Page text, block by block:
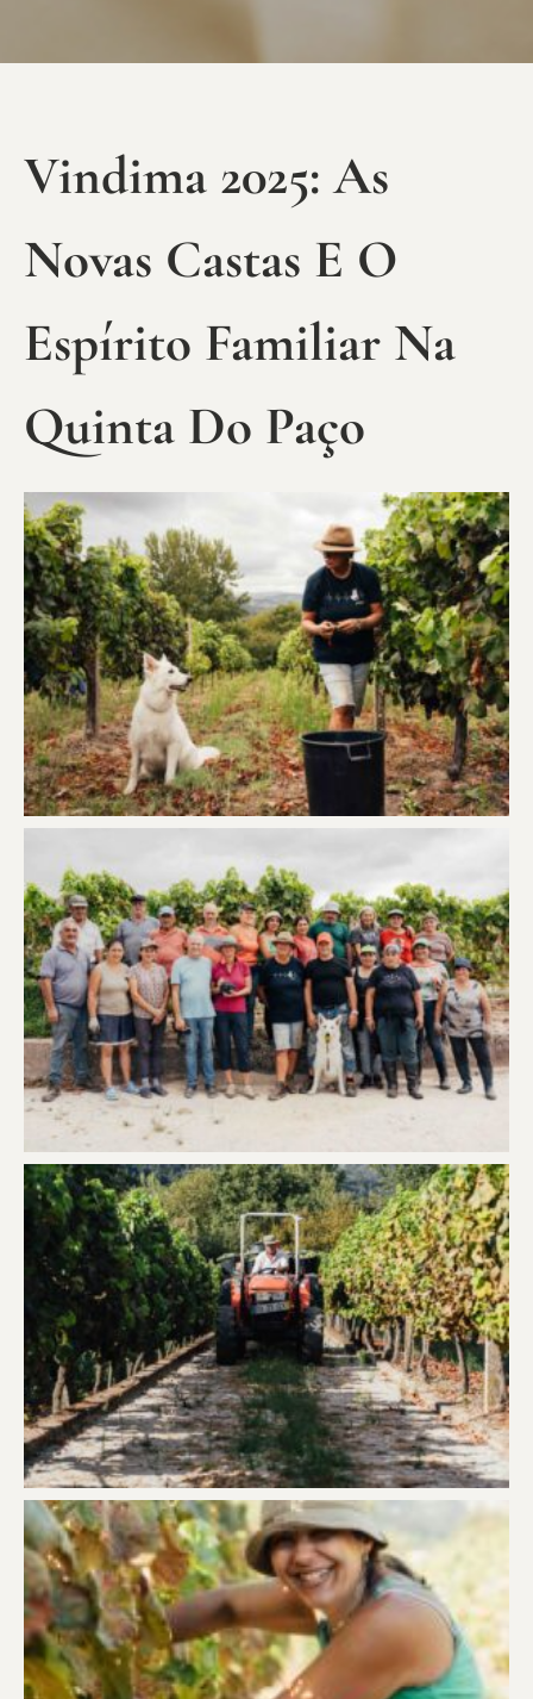
Vindima 2025: As
Novas Castas E O
Espírito Familiar Na
Quinta Do Paço